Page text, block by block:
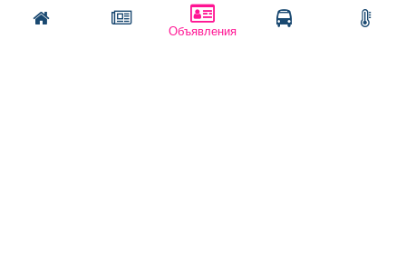
Объявления
Написать Позвонить
информации, содержащейся в рекламных материалах и